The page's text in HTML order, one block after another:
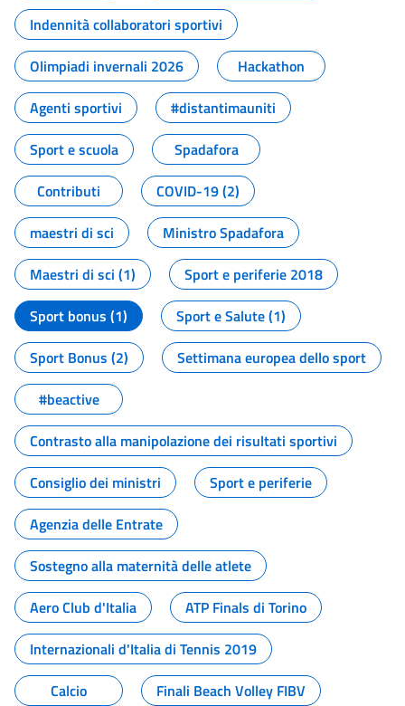
Indennità collaboratori sportivi
Olimpiadi invernali 2026
Hackathon
Agenti sportivi
#distantimauniti
Sport e scuola
Spadafora
Contributi
COVID-19 (2)
maestri di sci
Ministro Spadafora
Maestri di sci (1)
Sport e periferie 2018
Sport bonus (1)
Sport e Salute (1)
Sport Bonus (2)
Settimana europea dello sport
#beactive
Contrasto alla manipolazione dei risultati sportivi
Consiglio dei ministri
Sport e periferie
Agenzia delle Entrate
Sostegno alla maternità delle atlete
Aero Club d'Italia
ATP Finals di Torino
Internazionali d'Italia di Tennis 2019
Calcio
Finali Beach Volley FIBV